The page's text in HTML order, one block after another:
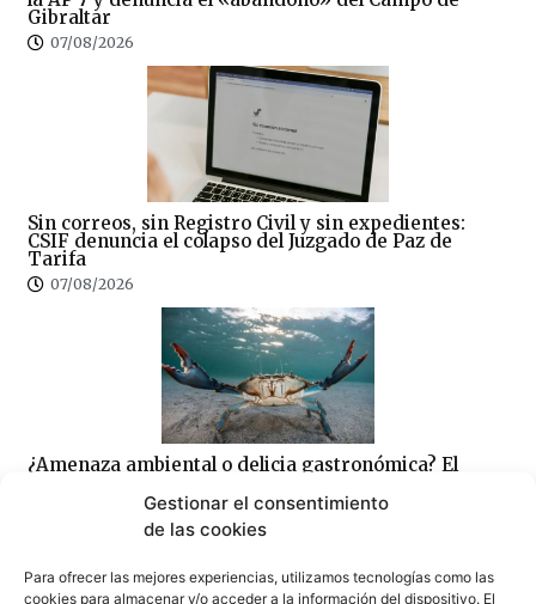
Gestionar el consentimiento
de las cookies
Para ofrecer las mejores experiencias, utilizamos tecnologías como las
cookies para almacenar y/o acceder a la información del dispositivo. El
Gibraltar
07/08/2026
Sin correos, sin Registro Civil y sin expedientes:
CSIF denuncia el colapso del Juzgado de Paz de
Tarifa
07/08/2026
¿Amenaza ambiental o delicia gastronómica? El